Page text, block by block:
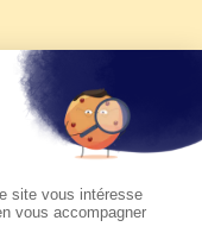
2026 de KTO
pape Léon
sur KTO le